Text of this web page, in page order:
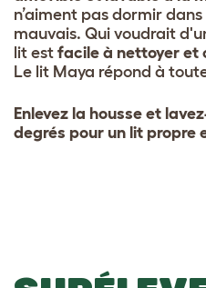
n’aiment pas dormir
mauvais. Qui voudrait
lit est facile à nettoyer et
Le lit Maya répond à
Enlevez la housse et
degrés pour un lit propre